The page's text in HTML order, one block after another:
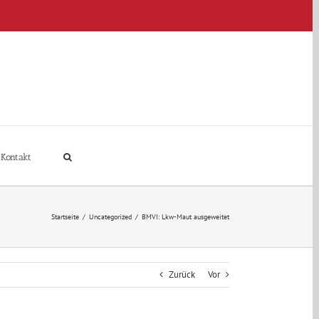
Kontakt
Startseite / Uncategorized / BMVI: Lkw-Maut ausgeweitet
Zurück Vor